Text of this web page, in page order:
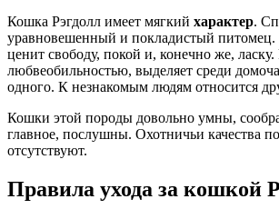
Кошка Рэгдолл имеет мягкий характер.
уравновешенный и покладистый
ценит свободу, покой и, конечно же, ласку.
любвеобильностью, выделяет среди
одного. К незнакомым людям относится
Кошки этой породы довольно умны,
главное, послушны. Охотничьи качества
отсутствуют.
Правила ухода за кошкой